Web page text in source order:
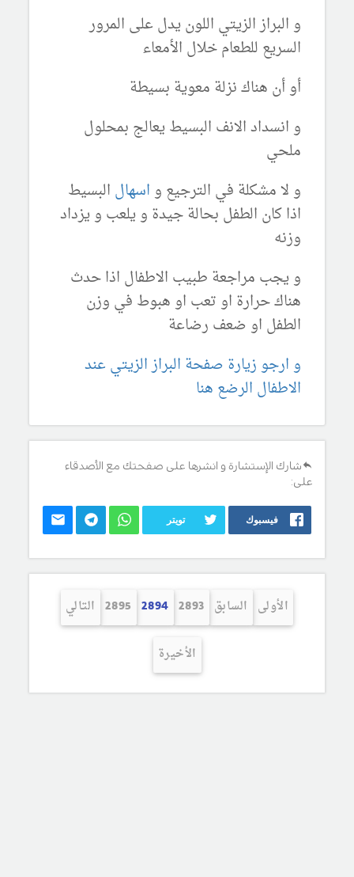
و البراز الزيتي اللون يدل على المرور
السريع للطعام خلال الأمعاء
أو أن هناك نزلة معوية بسيطة
و انسداد الانف البسيط يعالج بمحلول
ملحي
و لا مشكلة في الترجيع و اسهال البسيط
اذا كان الطفل بحالة جيدة و يلعب و يزداد
وزنه
و يجب مراجعة طبيب الاطفال اذا حدث
هناك حرارة او تعب او هبوط في وزن
الطفل او ضعف رضاعة
و ارجو زيارة صفحة البراز الزيتي عند
الاطفال الرضع هنا
شارك الإستشارة و انشرها على صفحتك مع الأصدقاء
على:
فيسبوك تويتر
الأولى السابق 2893
2894
2895 التالي
الأخيرة